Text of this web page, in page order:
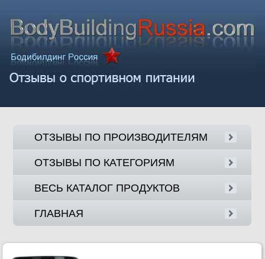
ОТЗЫВЫ ПО ПРОИЗВОДИТЕЛЯМ
ОТЗЫВЫ ПО КАТЕГОРИЯМ
ВЕСЬ КАТАЛОГ ПРОДУКТОВ
ГЛАВНАЯ